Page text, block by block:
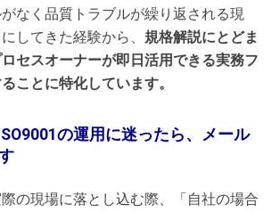
なく品質トラブルが繰り返される現
してきた経験から、 規格解説にとどま
セスオーナーが即日活用できる実務フ
ことに特化しています。
の運用に迷ったら、メール
の現場に落とし込む際、「自社の場合